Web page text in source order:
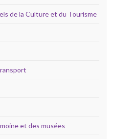
de la Culture et du Tourisme
et des musées